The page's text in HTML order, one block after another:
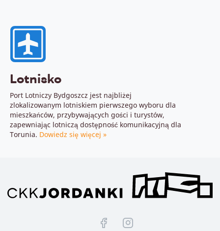
Lotnisko
Port Lotniczy Bydgoszcz jest najbliżej
zlokalizowanym lotniskiem pierwszego wyboru dla
mieszkańców, przybywających gości i turystów,
zapewniając lotniczą dostępność komunikacyjną dla
Torunia. Dowiedz się więcej »
Tytuł Tytuł